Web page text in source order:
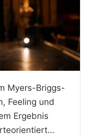
Myers-Briggs-
Feeling und
Ergebnis